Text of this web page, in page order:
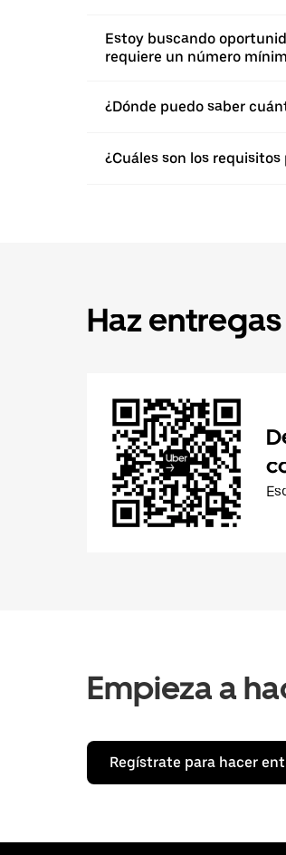
Estoy buscando
requiere un número
¿Dónde puedo saber
¿Cuáles son los
Haz
Empieza a
Regístrate para hacer